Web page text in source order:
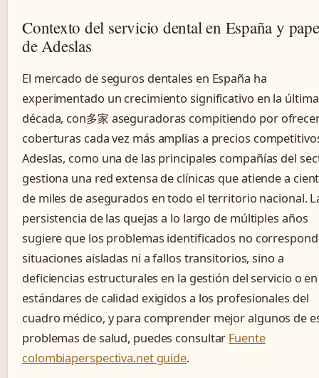
Contexto del servicio dental en España y
de Adeslas
El mercado de seguros dentales en España ha
experimentado un crecimiento significativo en la última
década, con多家 aseguradoras compitiendo por
coberturas cada vez más amplias a precios
Adeslas, como una de las principales compañías del
gestiona una red extensa de clínicas que atiende a
de miles de asegurados en todo el territorio nacional.
persistencia de las quejas a lo largo de múltiples años
sugiere que los problemas identificados no
situaciones aisladas ni a fallos transitorios, sino a
deficiencias estructurales en la gestión del servicio o
estándares de calidad exigidos a los profesionales del
cuadro médico, y para comprender mejor algunos de
problemas de salud, puedes consultar Fuente
colombiaperspectiva.net guide.